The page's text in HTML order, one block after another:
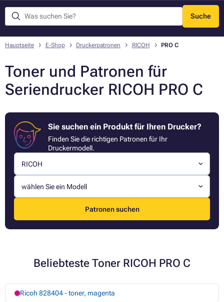
Suche
Menü
Hauptseite E-Shop Druckerpatronen RICOH PRO C
Toner und Patronen für
Seriendrucker RICOH PRO C
Sie suchen ein Produkt für Ihren Drucker?
Finden Sie die richtigen Patronen für Ihr
Druckermodell.
RICOH
wählen Sie ein Modell
Patronen suchen
Beliebteste Toner RICOH PRO C
Ricoh 828404 - toner, magenta